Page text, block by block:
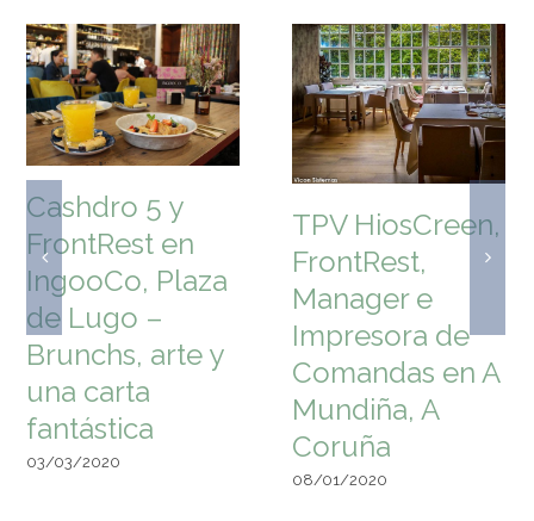
Cashdro 5 y
FrontRest en
IngooCo, Plaza
de Lugo –
Brunchs, arte y
una carta
fantástica
03/03/2020
TPV HiosCreen,
FrontRest,
Manager e
Impresora de
Comandas en A
Mundiña, A
Coruña
08/01/2020